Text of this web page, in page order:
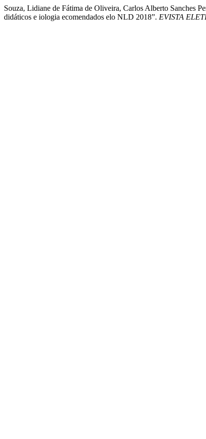
Souza, Lidiane de Fátima de Oliveira, Carlos Alberto Sanches
didáticos e iologia ecomendados elo NLD 2018”. EVISTA